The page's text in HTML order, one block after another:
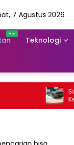
7 Agustus 2026
Teknologi